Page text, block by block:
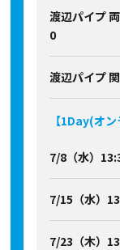
渡辺パイプ
0
渡辺パイプ
【1Day(オ
7/8（水）
7/15（水）
7/23（木）